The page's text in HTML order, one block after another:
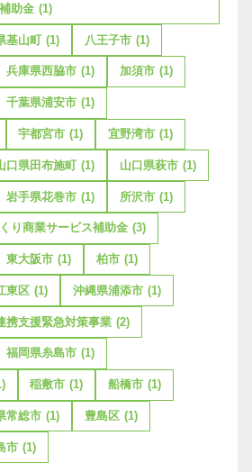
助金 (1)
基山町 (1) 八王子市 (1)
兵庫県西脇市 (1) 加須市 (1)
千葉県浦安市 (1)
宇都宮市 (1) 宜野湾市 (1)
口県田布施町 (1) 山口県萩市 (1)
岩手県花巻市 (1) 所沢市 (1)
り商業サービス補助金 (3)
東大阪市 (1) 柏市 (1)
東区 (1) 沖縄県浦添市 (1)
携支援緊急対策事業 (2)
福岡県糸島市 (1)
稲敷市 (1) 船橋市 (1)
常総市 (1) 豊島区 (1)
市 (1)